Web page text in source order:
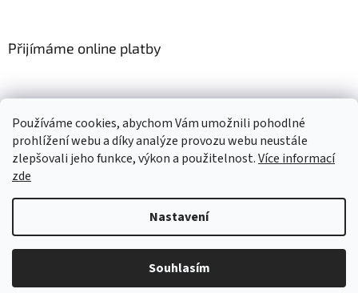
Používáme cookies, abychom Vám umožnili pohodlné
prohlížení webu a díky analýze provozu webu neustále
zlepšovali jeho funkce, výkon a použitelnost.Více informací
zde
Nastavení
Souhlasím
Přijímáme online platby
Vytvořil Shoptet
. Všechna práva vyhrazena.
nastavení cookies
sendinblue.page(productDetail, { 'ma_title' : Reklamní produkty, 'ma_url' :
Reklamní letadlo Fly-pop, 'ma_path' : https://www.penovysvet.cz/reklamni-